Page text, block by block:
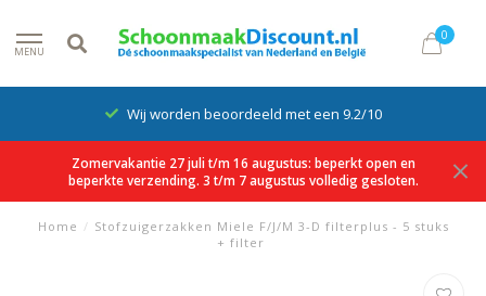
MENU
0
Wij worden beoordeeld met een 9.2/10
Zomervakantie 27 juli t/m 16 augustus: beperkt open en
beperkte verzending. 3 t/m 7 augustus volledig gesloten.
Home / Stofzuigerzakken Miele F/J/M 3-D filterplus - 5 stuks
+ filter